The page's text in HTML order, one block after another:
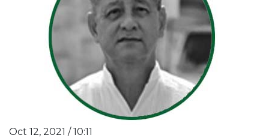
Oct 12, 2021 / 10:11